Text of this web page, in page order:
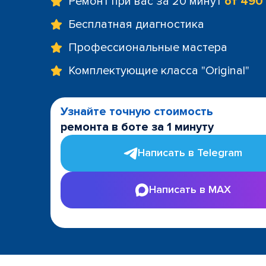
Бесплатная диагностика
Профессиональные мастера
Комплектующие класса "Original"
Узнайте точную стоимость
ремонта в боте за 1 минуту
Написать в Telegram
Написать в MAX